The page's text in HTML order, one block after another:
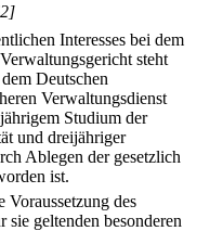
Interesses bei dem
steht
Deutschen
Verwaltungsdienst
Studium der
und dreijähriger
Ablegen der gesetzlich
ist.
des
geltenden besonderen